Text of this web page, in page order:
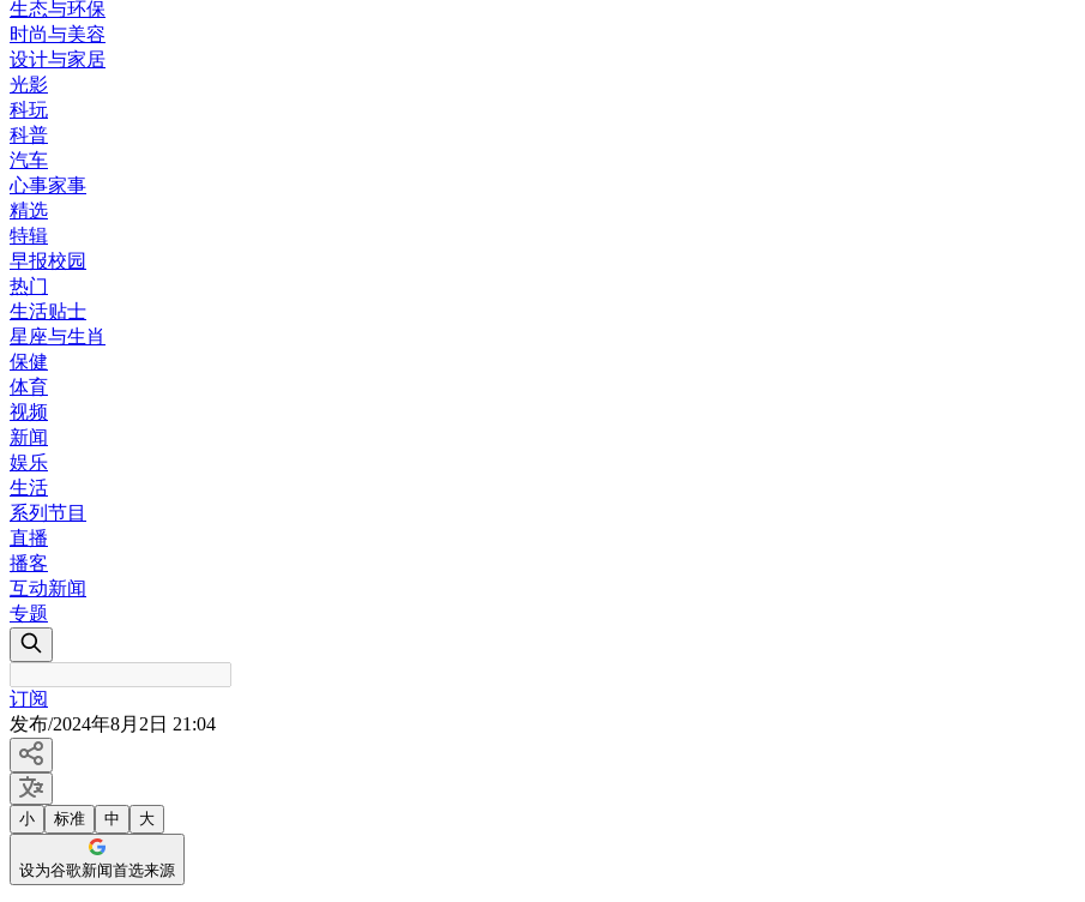
生态与环保
时尚与美容
设计与家居
光影
科玩
科普
汽车
心事家事
精选
特辑
早报校园
热门
生活贴士
星座与生肖
保健
体育
视频
新闻
娱乐
生活
系列节目
直播
播客
互动新闻
专题
订阅
发布/2024年8月2日 21:04
小 标准 中 大
设为谷歌新闻首选来源